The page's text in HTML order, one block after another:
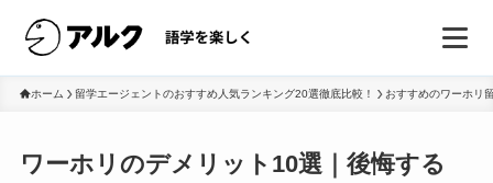
ホーム 留学エージェントのおすすめ人気ランキング20選徹底比較！ おすすめのワーホリ
ワーホリのデメリット10選｜後悔する